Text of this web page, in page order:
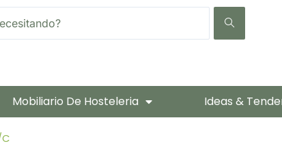
Mobiliario De Hosteleria Ideas &
c